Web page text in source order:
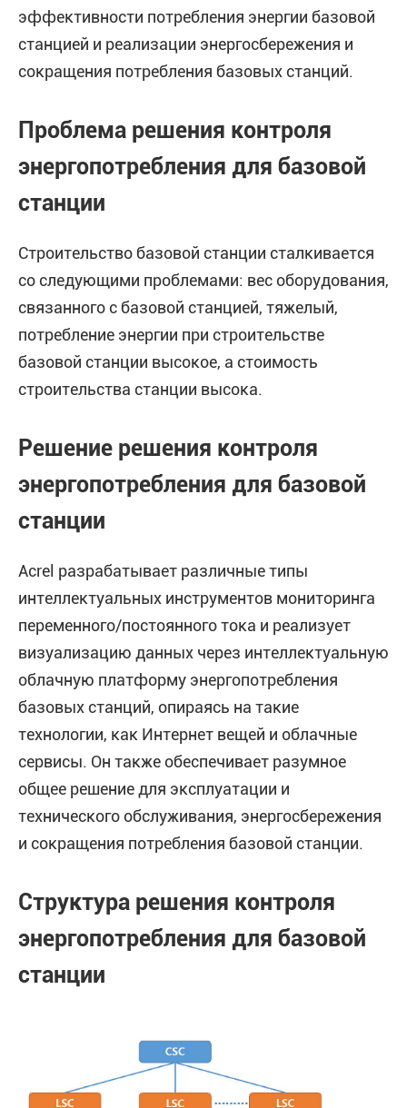
эффективности потребления энергии базовой
станцией и реализации энергосбережения и
сокращения потребления базовых станций.
Проблема решения контроля
энергопотребления для базовой
станции
Строительство базовой станции сталкивается
со следующими проблемами: вес оборудования,
связанного с базовой станцией, тяжелый,
потребление энергии при строительстве
базовой станции высокое, а стоимость
строительства станции высока.
Решение решения контроля
энергопотребления для базовой
станции
Acrel разрабатывает различные типы
интеллектуальных инструментов мониторинга
переменного/постоянного тока и реализует
визуализацию данных через интеллектуальную
облачную платформу энергопотребления
базовых станций, опираясь на такие
технологии, как Интернет вещей и облачные
сервисы. Он также обеспечивает разумное
общее решение для эксплуатации и
технического обслуживания, энергосбережения
и сокращения потребления базовой станции.
Структура решения контроля
энергопотребления для базовой
станции